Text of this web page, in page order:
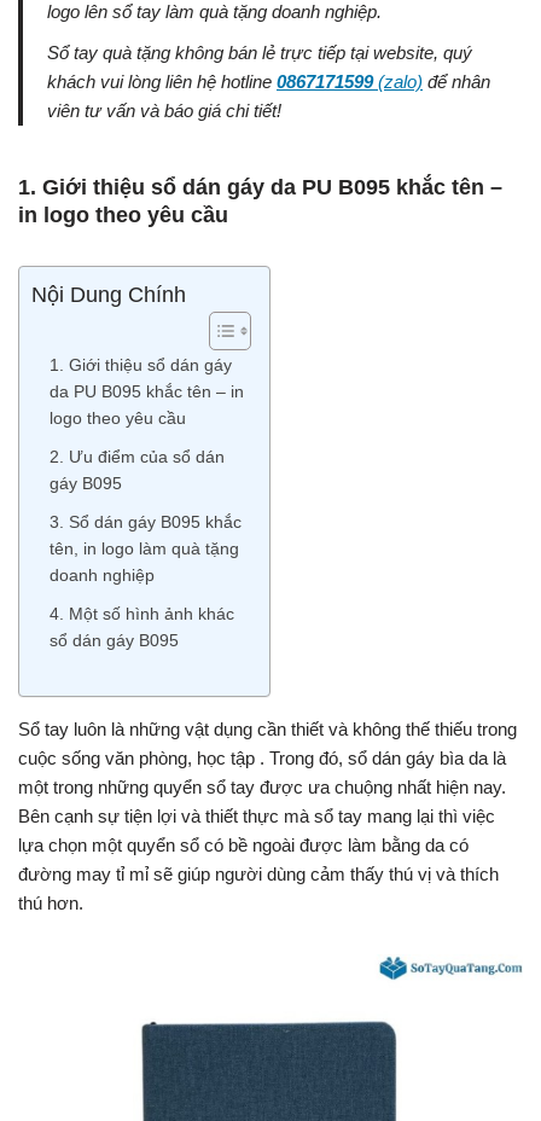
logo lên sổ tay làm quà tặng doanh nghiệp.
Sổ tay quà tặng không bán lẻ trực tiếp tại website, quý
khách vui lòng liên hệ hotline 0867171599(zalo) để nhân
viên tư vấn và báo giá chi tiết!
1. Giới thiệu sổ dán gáy da PU B095 khắc tên –
in logo theo yêu cầu
Nội Dung Chính
1. Giới thiệu sổ dán gáy
da PU B095 khắc tên – in
logo theo yêu cầu
2. Ưu điểm của sổ dán
gáy B095
3. Sổ dán gáy B095 khắc
tên, in logo làm quà tặng
doanh nghiệp
4. Một số hình ảnh khác
sổ dán gáy B095
Sổ tay luôn là những vật dụng cần thiết và không thế thiếu trong
cuộc sống văn phòng, học tập . Trong đó, sổ dán gáy bìa da là
một trong những quyển sổ tay được ưa chuộng nhất hiện nay.
Bên cạnh sự tiện lợi và thiết thực mà sổ tay mang lại thì việc
lựa chọn một quyển sổ có bề ngoài được làm bằng da có
đường may tỉ mỉ sẽ giúp người dùng cảm thấy thú vị và thích
thú hơn.